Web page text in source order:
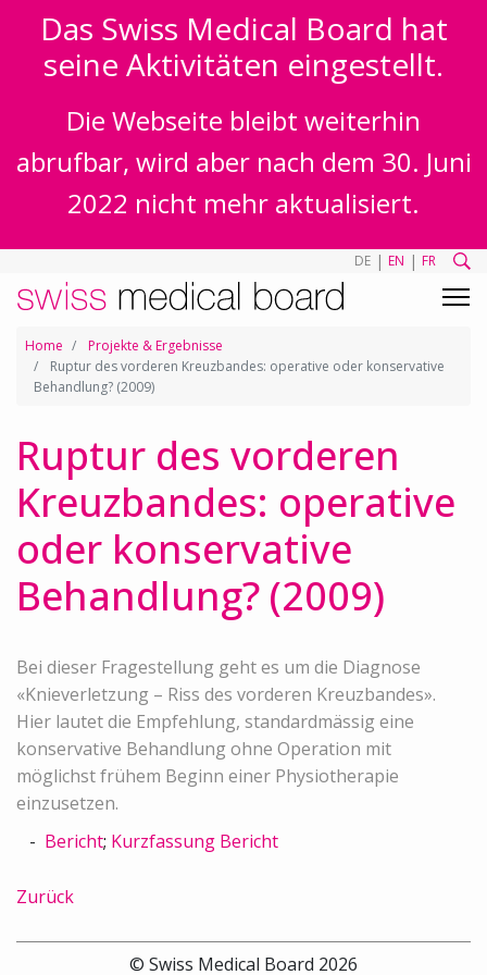
Das Swiss Medical Board hat
seine Aktivitäten eingestellt.
Die Webseite bleibt weiterhin
abrufbar, wird aber nach dem 30. Juni
2022 nicht mehr aktualisiert.
DE | EN | FR
Home
Projekte & Ergebnisse
Ruptur des vorderen Kreuzbandes: operative oder konservative
Behandlung? (2009)
Ruptur des vorderen
Kreuzbandes: operative
oder konservative
Behandlung? (2009)
Bei dieser Fragestellung geht es um die Diagnose
«Knieverletzung – Riss des vorderen Kreuzbandes».
Hier lautet die Empfehlung, standardmässig eine
konservative Behandlung ohne Operation mit
möglichst frühem Beginn einer Physiotherapie
einzusetzen.
Bericht; Kurzfassung Bericht
Zurück
© Swiss Medical Board 2026